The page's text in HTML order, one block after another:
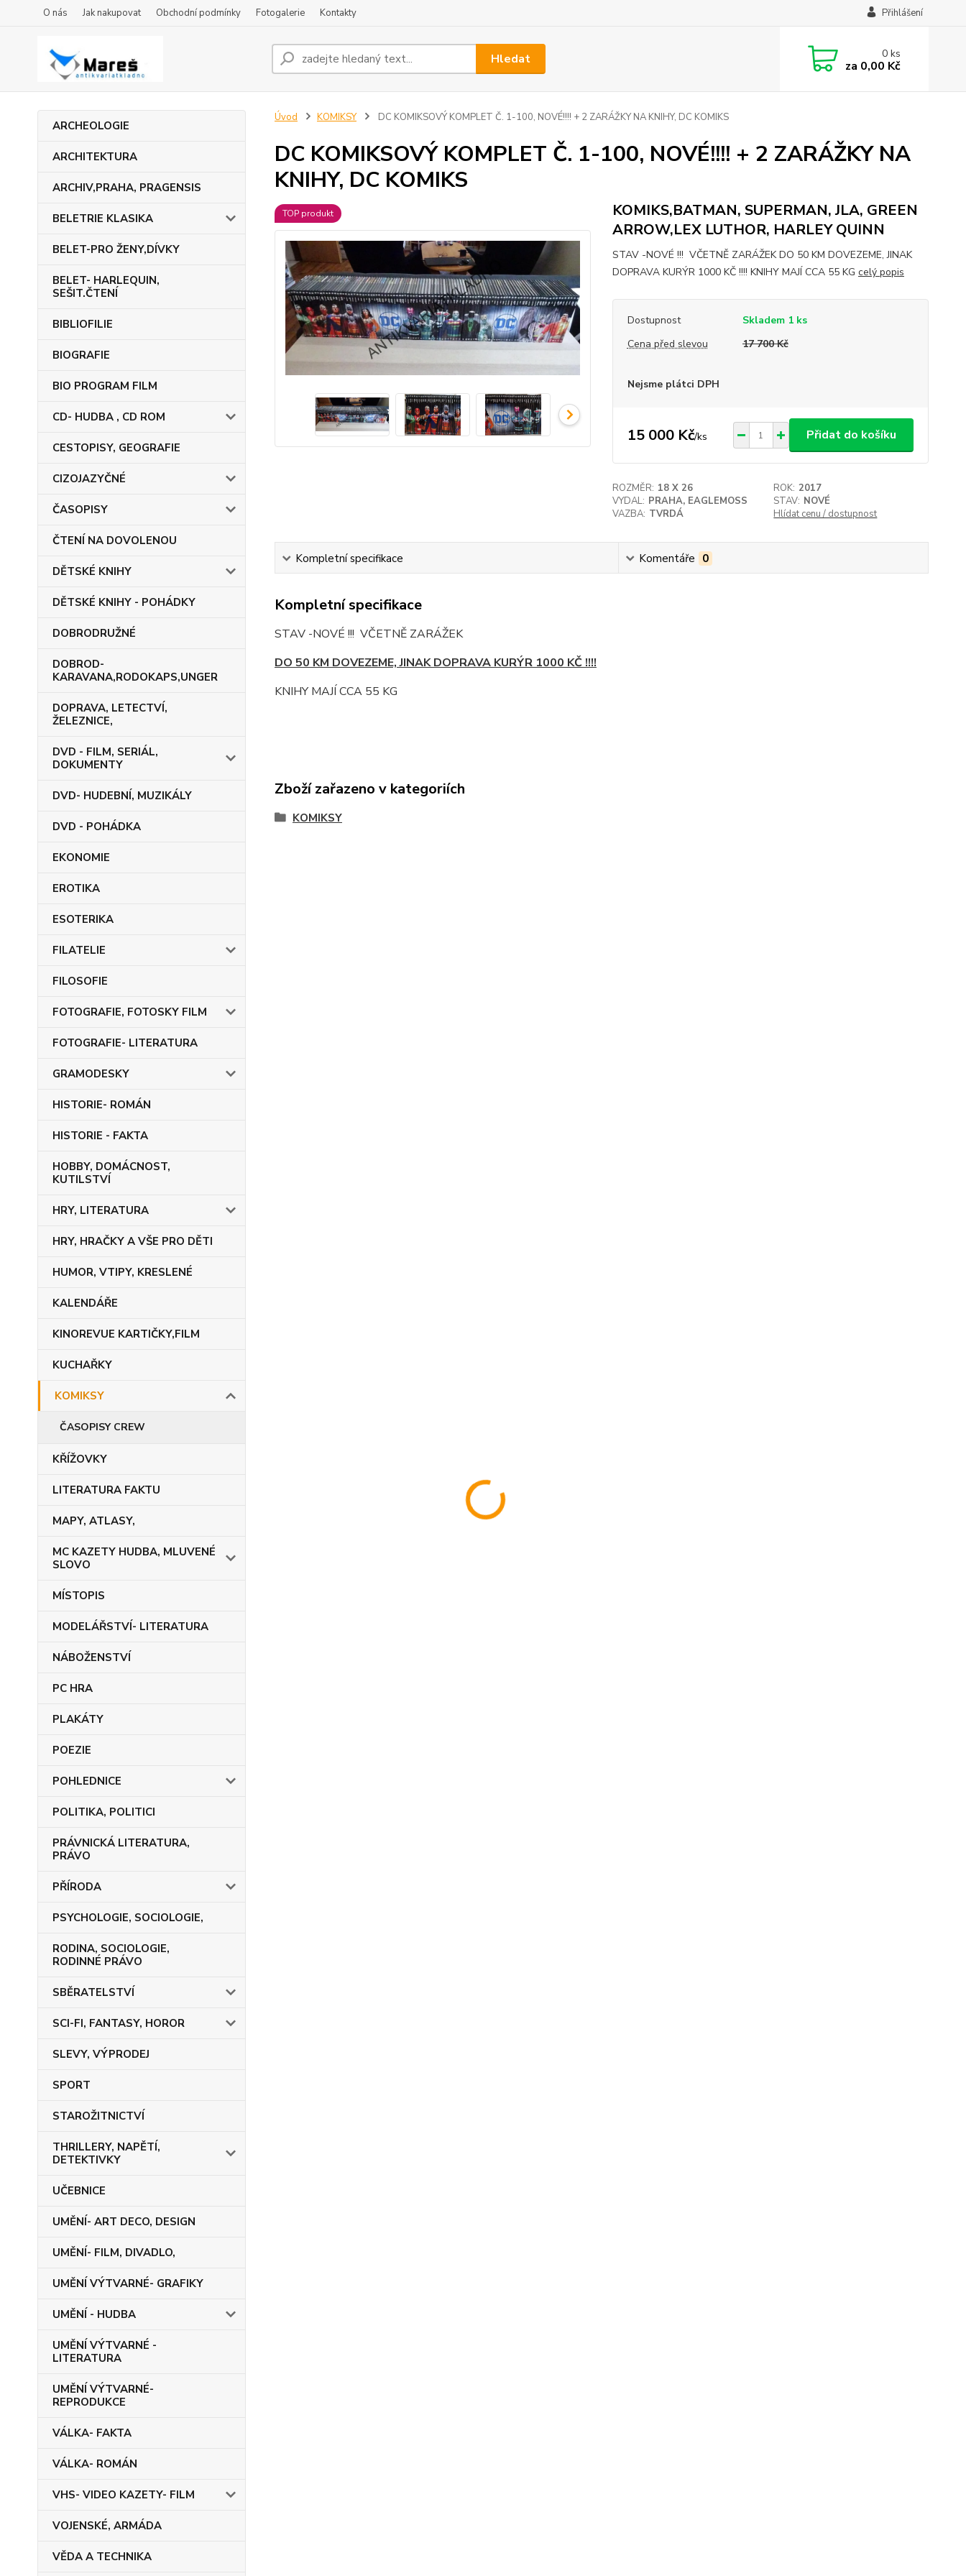
O nás Jak nakupovat Obchodní podmínky Fotogalerie Kontakty Přihlášení
Hledat 0ks
za 0,00 Kč
ARCHEOLOGIE
ARCHITEKTURA
ARCHIV,PRAHA, PRAGENSIS
BELETRIE KLASIKA
BELET-PRO ŽENY,DÍVKY
BELET- HARLEQUIN,
SEŠIT.ČTENÍ
BIBLIOFILIE
BIOGRAFIE
BIO PROGRAM FILM
CD- HUDBA , CD ROM
CESTOPISY, GEOGRAFIE
CIZOJAZYČNÉ
ČASOPISY
ČTENÍ NA DOVOLENOU
DĚTSKÉ KNIHY
DĚTSKÉ KNIHY - POHÁDKY
DOBRODRUŽNÉ
DOBROD-
KARAVANA,RODOKAPS,UNGER
DOPRAVA, LETECTVÍ,
ŽELEZNICE,
DVD - FILM, SERIÁL,
DOKUMENTY
DVD- HUDEBNÍ, MUZIKÁLY
DVD - POHÁDKA
EKONOMIE
EROTIKA
ESOTERIKA
FILATELIE
FILOSOFIE
FOTOGRAFIE, FOTOSKY FILM
FOTOGRAFIE- LITERATURA
GRAMODESKY
HISTORIE- ROMÁN
HISTORIE - FAKTA
HOBBY, DOMÁCNOST,
KUTILSTVÍ
HRY, LITERATURA
HRY, HRAČKY A VŠE PRO DĚTI
HUMOR, VTIPY, KRESLENÉ
KALENDÁŘE
KINOREVUE KARTIČKY,FILM
KUCHAŘKY
KOMIKSY
ČASOPISY CREW
KŘÍŽOVKY
LITERATURA FAKTU
MAPY, ATLASY,
MC KAZETY HUDBA, MLUVENÉ
SLOVO
MÍSTOPIS
MODELÁŘSTVÍ- LITERATURA
NÁBOŽENSTVÍ
PC HRA
PLAKÁTY
POEZIE
POHLEDNICE
POLITIKA, POLITICI
PRÁVNICKÁ LITERATURA,
PRÁVO
PŘÍRODA
PSYCHOLOGIE, SOCIOLOGIE,
RODINA, SOCIOLOGIE,
RODINNÉ PRÁVO
SBĚRATELSTVÍ
SCI-FI, FANTASY, HOROR
SLEVY, VÝPRODEJ
SPORT
STAROŽITNICTVÍ
THRILLERY, NAPĚTÍ,
DETEKTIVKY
UČEBNICE
UMĚNÍ- ART DECO, DESIGN
UMĚNÍ- FILM, DIVADLO,
UMĚNÍ VÝTVARNÉ- GRAFIKY
UMĚNÍ - HUDBA
UMĚNÍ VÝTVARNÉ -
LITERATURA
UMĚNÍ VÝTVARNÉ-
REPRODUKCE
VÁLKA- FAKTA
VÁLKA- ROMÁN
VHS- VIDEO KAZETY- FILM
VOJENSKÉ, ARMÁDA
VĚDA A TECHNIKA
Úvod KOMIKSY DC KOMIKSOVÝ KOMPLET Č. 1-100, NOVÉ!!!! + 2 ZARÁŽKY NA KNIHY, DC KOMIKS
DC KOMIKSOVÝ KOMPLET Č. 1-100, NOVÉ!!!! + 2 ZARÁŽKY NA
KNIHY, DC KOMIKS
TOP produkt
KOMIKS,BATMAN, SUPERMAN, JLA, GREEN
ARROW,LEX LUTHOR, HARLEY QUINN
STAV -NOVÉ !!! VČETNĚ ZARÁŽEK DO 50 KM DOVEZEME, JINAK
DOPRAVA KURÝR 1000 KČ !!!! KNIHY MAJÍ CCA 55 KG celý popis
Dostupnost
Skladem 1 ks
Cena před slevou
17 700 Kč
Nejsme plátci DPH
15 000 Kč/ks Přidat do košíku
ROZMĚR: 18 X 26 ROK: 2017
VYDAL: PRAHA, EAGLEMOSS STAV: NOVÉ
VAZBA: TVRDÁ Hlídat cenu / dostupnost
Kompletní specifikace Komentáře 0
Kompletní specifikace
STAV -NOVÉ !!! VČETNĚ ZARÁŽEK
DO 50 KM DOVEZEME, JINAK DOPRAVA KURÝR 1000 KČ !!!!
KNIHY MAJÍ CCA 55 KG
Zboží zařazeno v kategoriích
KOMIKSY